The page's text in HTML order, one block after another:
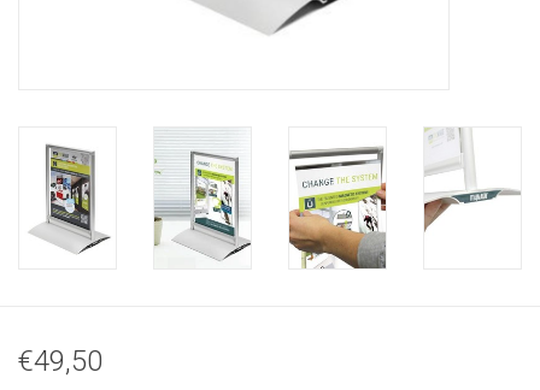
€49,50